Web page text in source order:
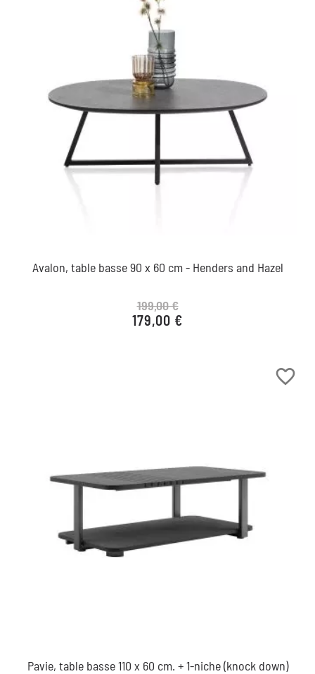
Avalon, table basse 90 x 60 cm - Henders and Hazel
Prix de base
199,00 €
Prix
179,00 €
favorite_border
Pavie, table basse 110 x 60 cm. + 1-niche (knock down)